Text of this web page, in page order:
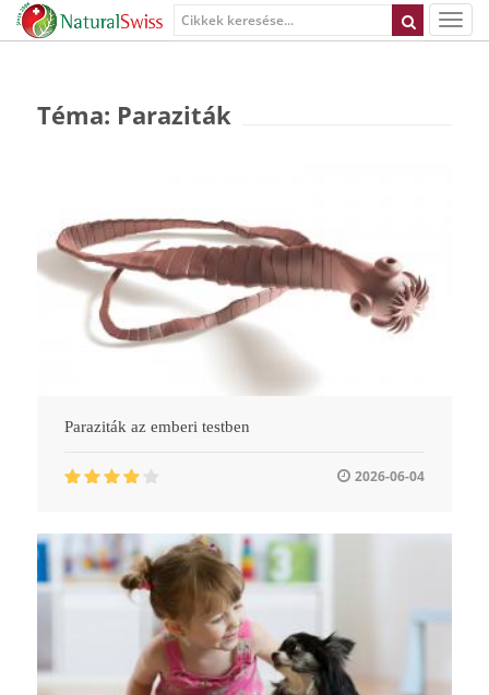
Téma: Paraziták
Paraziták az emberi testben
2026-06-04